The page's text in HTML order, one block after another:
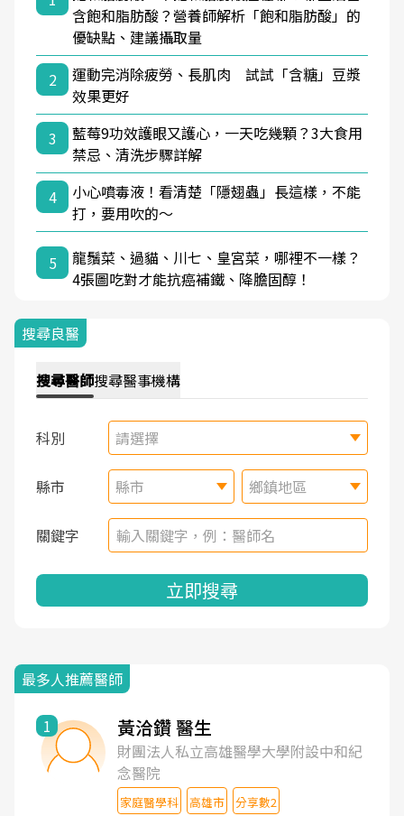
含飽和脂肪酸？營養師解析「飽和脂肪酸」的
優缺點、建議攝取量
2
運動完消除疲勞、長肌肉 試試「含糖」豆漿
效果更好
3
藍莓9功效護眼又護心，一天吃幾顆？3大食用
禁忌、清洗步驟詳解
4
小心噴毒液！看清楚「隱翅蟲」長這樣，不能
打，要用吹的～
5
龍鬚菜、過貓、川七、皇宮菜，哪裡不一樣？
4張圖吃對才能抗癌補鐵、降膽固醇！
搜尋良醫
搜尋醫師搜尋醫事機構
科別 請選擇
縣市 縣市 鄉鎮地區
關鍵字
立即搜尋
最多人推薦醫師
1 黃洽鑽 醫生
財團法人私立高雄醫學大學附設中和紀
念醫院
家庭醫學科 高雄市 分享數2